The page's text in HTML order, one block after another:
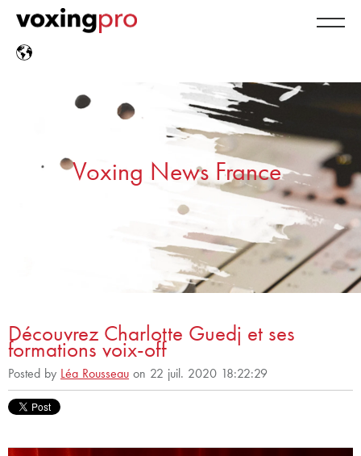
Voxing News France
Découvrez Charlotte Guedj et ses
formations voix-off
Posted by Léa Rousseau on 22 juil. 2020 18:22:29